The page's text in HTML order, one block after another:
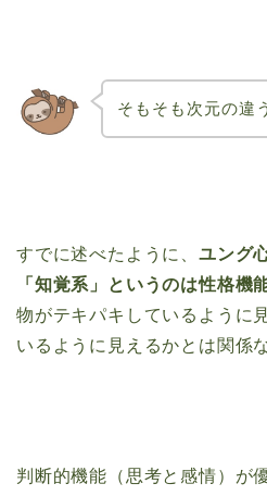
そもそも次元の違
すでに述べたように、 ユング
「知覚系」というのは性格機
物がテキパキしているように
いるように見えるかとは関係
判断的機能（思考と感情）が